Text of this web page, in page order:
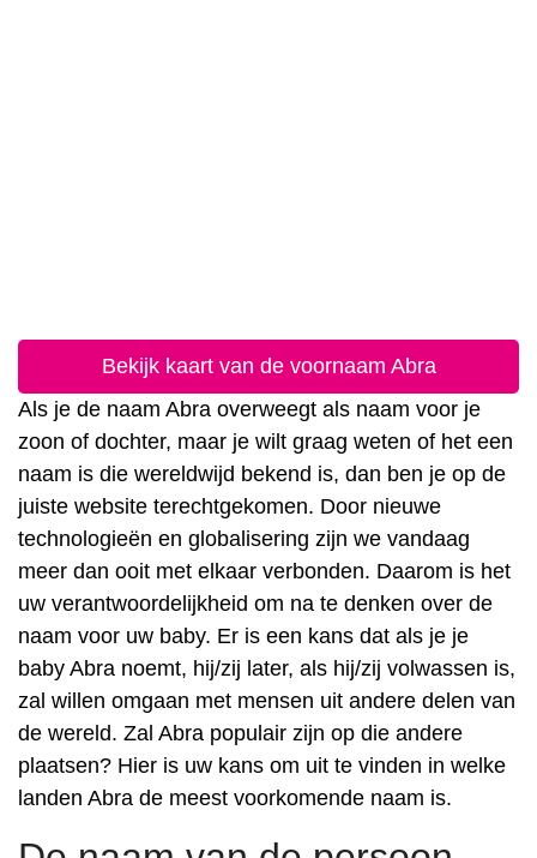
Bekijk kaart van de voornaam Abra
Als je de naam Abra overweegt als naam voor je
zoon of dochter, maar je wilt graag weten of het een
naam is die wereldwijd bekend is, dan ben je op de
juiste website terechtgekomen. Door nieuwe
technologieën en globalisering zijn we vandaag
meer dan ooit met elkaar verbonden. Daarom is het
uw verantwoordelijkheid om na te denken over de
naam voor uw baby. Er is een kans dat als je je
baby Abra noemt, hij/zij later, als hij/zij volwassen is,
zal willen omgaan met mensen uit andere delen van
de wereld. Zal Abra populair zijn op die andere
plaatsen? Hier is uw kans om uit te vinden in welke
landen Abra de meest voorkomende naam is.